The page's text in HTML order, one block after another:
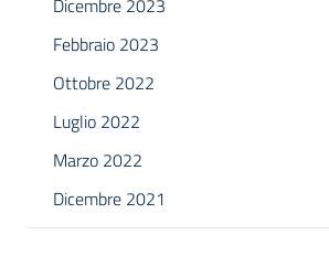
Dicembre 2023
Febbraio 2023
Ottobre 2022
Luglio 2022
Marzo 2022
Dicembre 2021